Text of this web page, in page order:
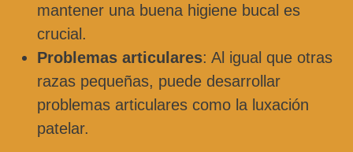
mantener una buena higiene bucal es
crucial.
Problemas articulares: Al igual que otras
razas pequeñas, puede desarrollar
problemas articulares como la luxación
patelar.